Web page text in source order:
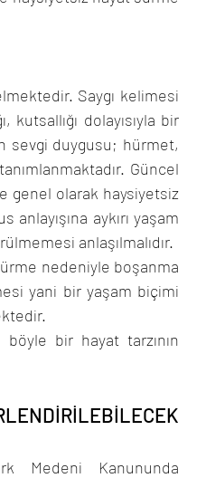
Saygı kelimesi
kutsallığı dolayısıyla bir
sevgi duygusu; hürmet,
Güncel
genel olarak haysiyetsiz
aykırı yaşam
anlaşılmalıdır.
nedeniyle boşanma
yani bir yaşam biçimi
bir hayat tarzının
Medeni Kanununda